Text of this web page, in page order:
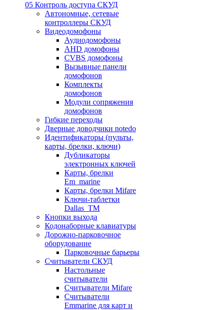
05 Контроль доступа СКУД
Автономные, сетевые
контроллеры СКУД
Видеодомофоны
Аудиодомофоны
AHD домофоны
CVBS домофоны
Вызывные панели
домофонов
Комплекты
домофонов
Модули сопряжения
домофонов
Гибкие переходы
Дверные доводчики notedo
Идентификаторы (пульты,
карты, брелки, ключи)
Дубликаторы
электронных ключей
Карты, брелки
Em_marine
Карты, брелки Mifare
Ключи-таблетки
Dallas_TM
Кнопки выхода
Кодонаборные клавиатуры
Дорожно-парковочное
оборудование
Парковочные барьеры
Считыватели СКУД
Настольные
считыватели
Считыватели Mifare
Считыватели
Emmarine для карт и